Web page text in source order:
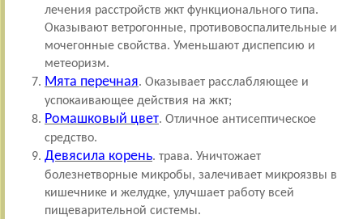
лечения расстройств жкт функционального типа.
Оказывают ветрогонные, противовоспалительные и
мочегонные свойства. Уменьшают диспепсию и
метеоризм.
Мята перечная. Оказывает расслабляющее и
успокаивающее действия на жкт;
Ромашковый цвет. Отличное антисептическое
средство.
Девясила корень. трава. Уничтожает
болезнетворные микробы, залечивает микроязвы в
кишечнике и желудке, улучшает работу всей
пищеварительной системы.